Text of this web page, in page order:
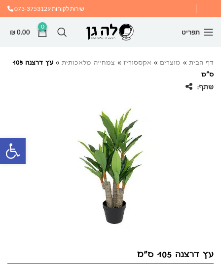
שירות לקוחות073-3753129
תפריט
0
₪0.00
דף הבית » מוצרים » אקססוריז » צמחייה מלאכותית »
עץ דרצנה 105
ס”מ
שתף:
עץ דרצנה 105 ס"מ